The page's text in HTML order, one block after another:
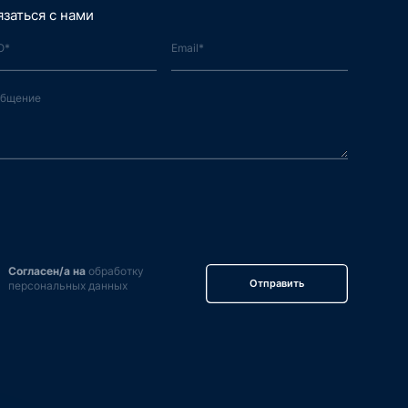
с нами
Согласен/а наобработку
персональных данных
Отправить